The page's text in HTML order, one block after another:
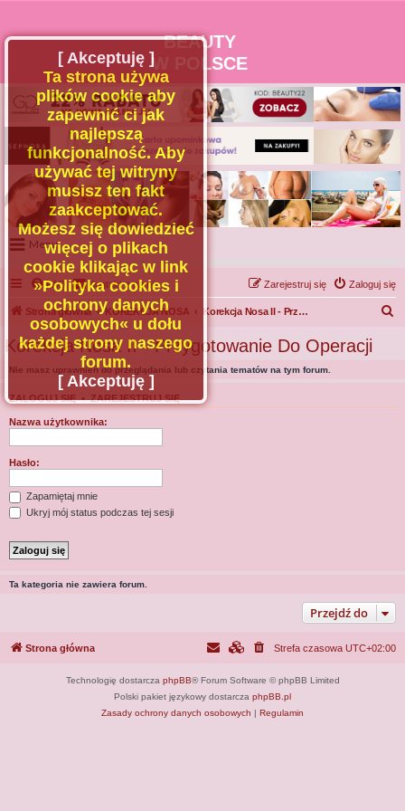
BEAUTY
W POLSCE
Menu
Portal
Facebook
Regulamin
Zapytaj administratora
Kontakt
FAQ Kontakt z nami Zaloguj się
Zarejestruj się
Strona główna KOREKCJA NOSA Korekcja Nosa II - Przygotowanie Do Operacji
Korekcja Nosa II - Przygotowanie Do Operacji
Nie masz uprawnień do przeglądania lub czytania tematów na tym forum.
ZALOGUJ SIĘ•ZAREJESTRUJ SIĘ
Nazwa użytkownika:
Hasło:
Zapamiętaj mnie
Ukryj mój status podczas tej sesji
Ta kategoria nie zawiera forum.
Przejdź do
[ Akceptuję ]
Ta strona używa
plików cookie aby
zapewnić ci jak
najlepszą
funkcjonalność. Aby
używać tej witryny
musisz ten fakt
zaakceptować.
Możesz się dowiedzieć
więcej o plikach
cookie klikając w link
»Polityka cookies i
ochrony danych
osobowych« u dołu
każdej strony naszego
forum.
[ Akceptuję ]
Strona główna Strefa czasowa UTC+02:00
Technologię dostarcza phpBB® Forum Software © phpBB Limited
Polski pakiet językowy dostarcza phpBB.pl
Zasady ochrony danych osobowych | Regulamin